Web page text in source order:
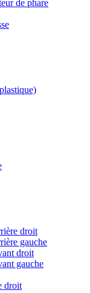
de phare
droit
gauche
droit
gauche
droit